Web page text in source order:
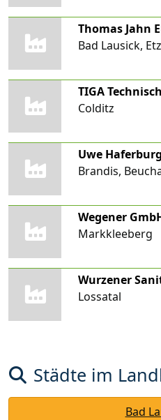
Thomas Jahn
Bad Lausick,
Colditz
Brandis,
Markkleeberg
Lossatal
Städte im
Bad